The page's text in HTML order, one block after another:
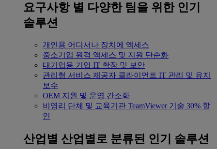
요구사항 별 다양한 팀을 위한 인기
솔루션
개인용 어디서나 장치에 액세스
중소기업 원격 액세스 및 지원 단순화
대기업용 기업 IT 확장 및 보안
관리형 서비스 제공자 클라이언트 IT 관리 및 유지
보수
OEM 지원 및 운영 간소화
비영리 단체 및 교육기관 TeamViewer 기술 30% 할
인
산업별 산업별로 분류된 인기 솔루션